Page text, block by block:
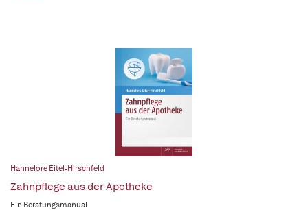
Hannelore Eitel-Hirschfeld
Zahnpflege aus der Apotheke
Ein Beratungsmanual